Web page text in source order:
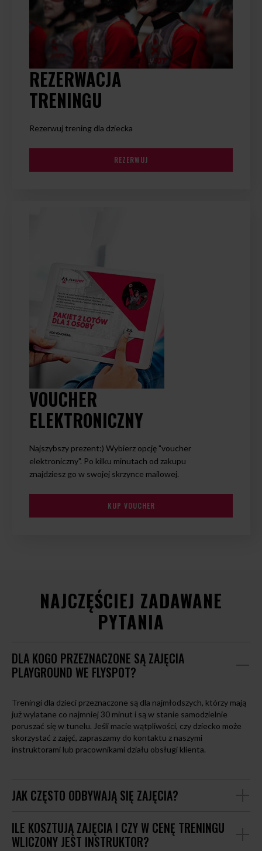
REZERWACJA
TRENINGU
Rezerwuj trening dla dziecka
REZERWUJ
VOUCHER
ELEKTRONICZNY
Najszybszy prezent:) Wybierz opcję "voucher
elektroniczny". Po kilku minutach od zakupu
znajdziesz go w swojej skrzynce mailowej.
KUP VOUCHER
NAJCZĘŚCIEJ ZADAWANE
PYTANIA
DLA KOGO PRZEZNACZONE SĄ ZAJĘCIA
PLAYGROUND WE FLYSPOT?
Treningi dla dzieci przeznaczone są dla najmłodszych, którzy mają
już wylatane co najmniej 30 minut i są w stanie samodzielnie
poruszać się w tunelu. Jeśli macie wątpliwości, czy dziecko może
skorzystać z zajęć, zapraszamy do kontaktu z naszymi
instruktorami lub pracownikami działu obsługi klienta.
JAK CZĘSTO ODBYWAJĄ SIĘ ZAJĘCIA?
ILE KOSZTUJĄ ZAJĘCIA I CZY W CENĘ TRENINGU
WLICZONY JEST INSTRUKTOR?